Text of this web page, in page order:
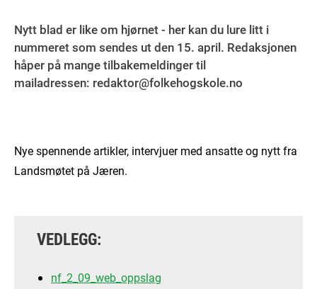
Nytt blad er like om hjørnet - her kan du lure litt i
nummeret som sendes ut den 15. april. Redaksjonen
håper på mange tilbakemeldinger til
mailadressen: redaktor@folkehogskole.no
Nye spennende artikler, intervjuer med ansatte og nytt fra
Landsmøtet på Jæren.
VEDLEGG:
nf_2_09_web_oppslag